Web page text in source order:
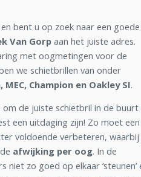
bent u op zoek naar een goede
Van Gorp aan het juiste adres.
met oogmetingen voor de
we schietbrillen van onder
Champion en Oakley SI.
om de juiste schietbril in de buurt
een uitdaging zijn! Zo moet een
voldoende verbeteren, waarbij
afwijking per oog. In de
niet zo goed op elkaar ‘steunen’